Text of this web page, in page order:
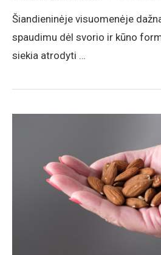
Šiandieninėje visuomenėje
spaudimu dėl svorio ir kūno
siekia atrodyti …